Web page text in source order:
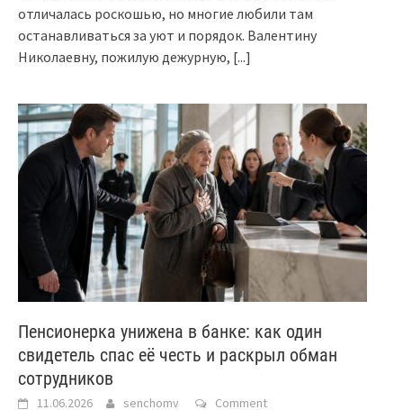
отличалась роскошью, но многие любили там
останавливаться за уют и порядок. Валентину
Николаевну, пожилую дежурную, [...]
Пенсионерка унижена в банке: как один
свидетель спас её честь и раскрыл обман
сотрудников
11.06.2026 senchomv Comment